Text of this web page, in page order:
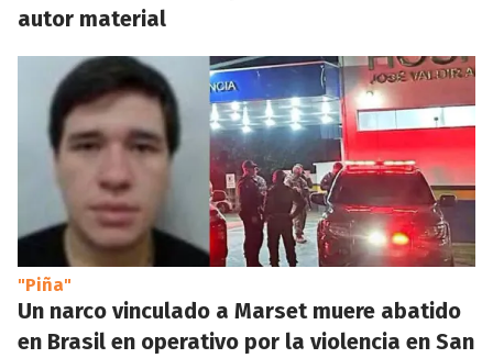
autor material
"Piña"
Un narco vinculado a Marset muere abatido
en Brasil en operativo por la violencia en San